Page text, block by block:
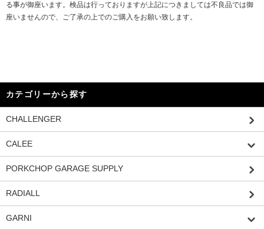
る事が御座います。検品は行っておりますが上記につきましては不良品では御
座いませんので、ご了承の上でのご購入をお願い致します。
カテゴリーから探す
CHALLENGER
CALEE
PORKCHOP GARAGE SUPPLY
RADIALL
GARNI